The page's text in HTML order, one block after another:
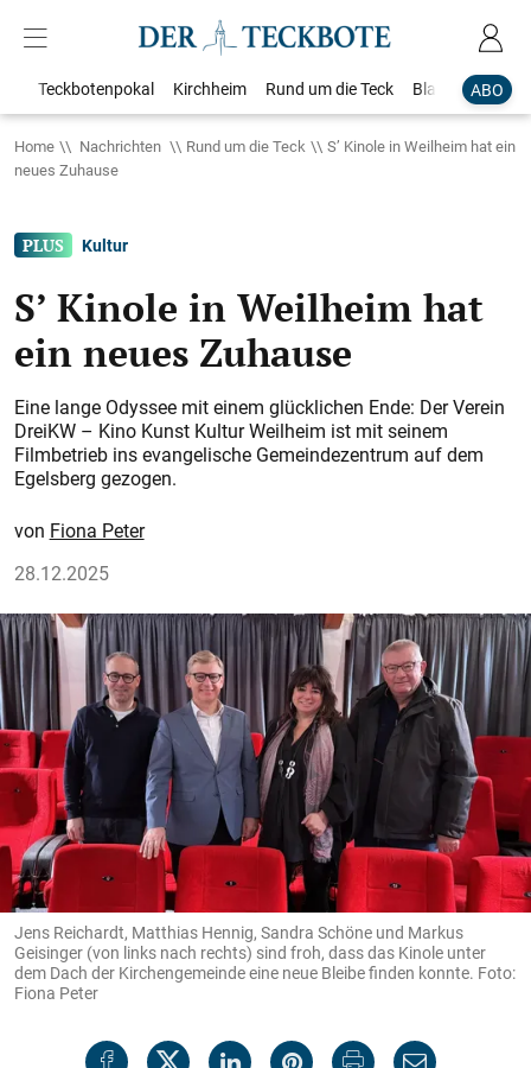
ABO
Teckbotenpokal Kirchheim Rund um die Teck Blaulicht
Home Nachrichten Rund um die Teck
S’ Kinole in Weilheim hat ein
neues Zuhause
Kultur
S’ Kinole in Weilheim hat
ein neues Zuhause
Eine lange Odyssee mit einem glücklichen Ende: Der Verein
DreiKW – Kino Kunst Kultur Weilheim ist mit seinem
Filmbetrieb ins evangelische Gemeindezentrum auf dem
Egelsberg gezogen.
Fiona Peter
28.12.2025
Jens Reichardt, Matthias Hennig, Sandra Schöne und Markus
Geisinger (von links nach rechts) sind froh, dass das Kinole unter
dem Dach der Kirchengemeinde eine neue Bleibe finden konnte. Foto:
Fiona Peter